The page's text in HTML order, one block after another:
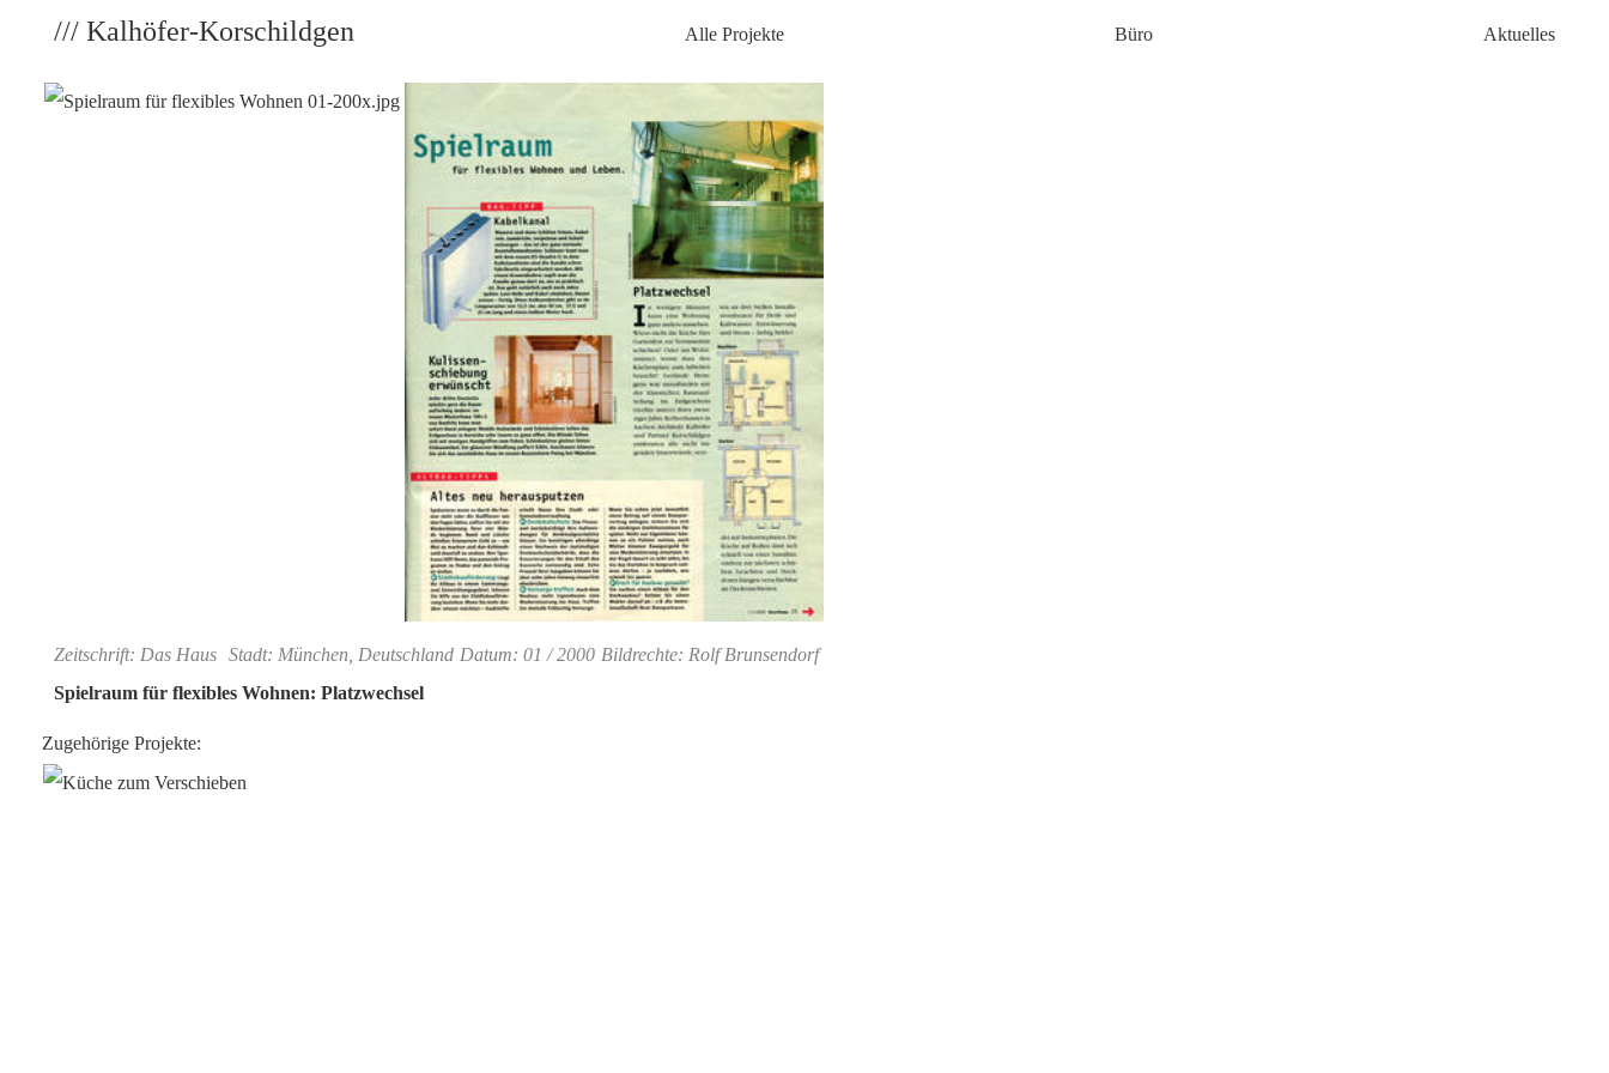
/// Kalhöfer-Korschildgen Alle Projekte Büro Aktuelles
Zeitschrift: Das Haus Stadt: München, Deutschland Datum: 01 / 2000 Bildrechte: Rolf Brunsendorf
Spielraum für flexibles Wohnen: Platzwechsel
Zugehörige Projekte: